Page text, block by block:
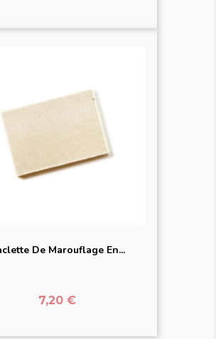
De Marouflage En...
Prix
7,20 €